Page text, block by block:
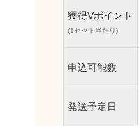
獲得Vポイント
(1セット当たり)
申込可能数
発送予定日